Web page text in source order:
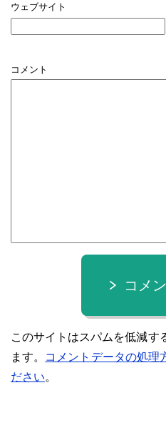
ウェブサイト
コメント
コメ
このサイトはスパムを低減す
ます。
コメントデータの処理
ださい。